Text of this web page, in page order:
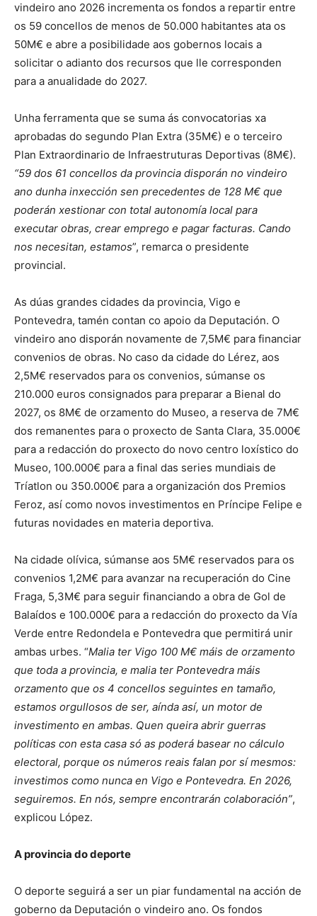
vindeiro ano 2026 incrementa os fondos a repartir entre
os 59 concellos de menos de 50.000 habitantes ata os
50M€ e abre a posibilidade aos gobernos locais a
solicitar o adianto dos recursos que lle corresponden
para a anualidade do 2027.
Unha ferramenta que se suma ás convocatorias xa
aprobadas do segundo Plan Extra (35M€) e o terceiro
Plan Extraordinario de Infraestruturas Deportivas (8M€).
“59 dos 61 concellos da provincia disporán no vindeiro
ano dunha inxección sen precedentes de 128 M€ que
poderán xestionar con total autonomía local para
executar obras, crear emprego e pagar facturas. Cando
nos necesitan, estamos”, remarca o presidente
provincial.
As dúas grandes cidades da provincia, Vigo e
Pontevedra, tamén contan co apoio da Deputación. O
vindeiro ano disporán novamente de 7,5M€ para financiar
convenios de obras. No caso da cidade do Lérez, aos
2,5M€ reservados para os convenios, súmanse os
210.000 euros consignados para preparar a Bienal do
2027, os 8M€ de orzamento do Museo, a reserva de 7M€
dos remanentes para o proxecto de Santa Clara, 35.000€
para a redacción do proxecto do novo centro loxístico do
Museo, 100.000€ para a final das series mundiais de
Tríatlon ou 350.000€ para a organización dos Premios
Feroz, así como novos investimentos en Príncipe Felipe e
futuras novidades en materia deportiva.
Na cidade olívica, súmanse aos 5M€ reservados para os
convenios 1,2M€ para avanzar na recuperación do Cine
Fraga, 5,3M€ para seguir financiando a obra de Gol de
Balaídos e 100.000€ para a redacción do proxecto da Vía
Verde entre Redondela e Pontevedra que permitirá unir
ambas urbes. “Malia ter Vigo 100 M€ máis de orzamento
que toda a provincia, e malia ter Pontevedra máis
orzamento que os 4 concellos seguintes en tamaño,
estamos orgullosos de ser, aínda así, un motor de
investimento en ambas. Quen queira abrir guerras
políticas con esta casa só as poderá basear no cálculo
electoral, porque os números reais falan por sí mesmos:
investimos como nunca en Vigo e Pontevedra. En 2026,
seguiremos. En nós, sempre encontrarán colaboración”,
explicou López.
A provincia do deporte
O deporte seguirá a ser un piar fundamental na acción de
goberno da Deputación o vindeiro ano. Os fondos